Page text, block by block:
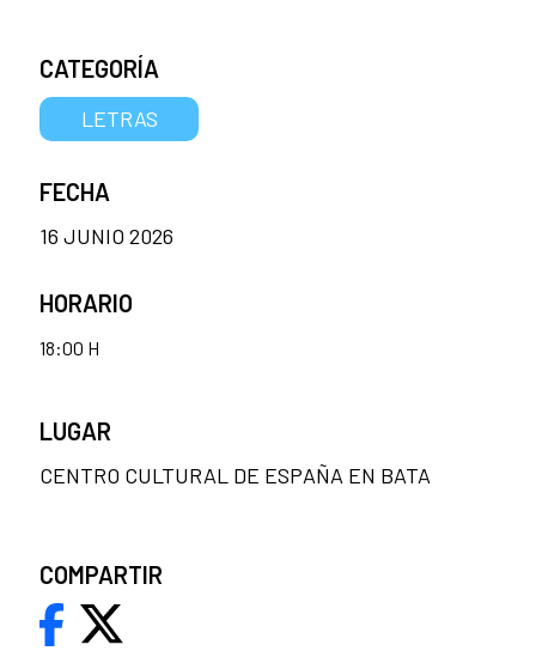
CATEGORÍA
LETRAS
FECHA
16 JUNIO 2026
HORARIO
18:00 H
LUGAR
CENTRO CULTURAL DE ESPAÑA EN BATA
COMPARTIR